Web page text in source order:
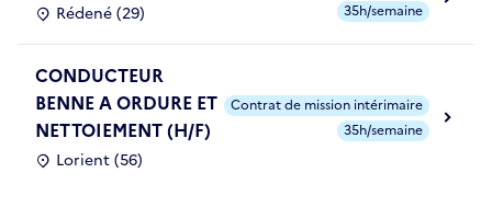
Rédené (29)
35h/semaine
CONDUCTEUR
BENNE A ORDURE ET
NETTOIEMENT (H/F)
Lorient (56)
Contrat de mission intérimaire
35h/semaine